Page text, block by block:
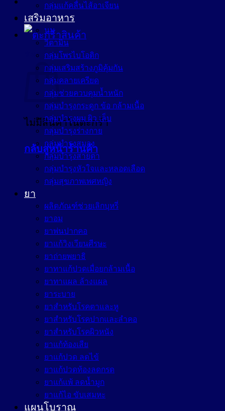
ตะกร้าสินค้า
ไม่มีสินค้าในตะกร้า
กลับสู่หน้าร้านค้า
กลุ่มแก้คลื่นไส้อาเจียน
เสริมอาหาร
นม
วิตามิน
กลุ่มโพรไบโอติก
กลุ่มเสริมสร้างภูมิคุ้มกัน
กลุ่มคลายเครียด
กลุ่มช่วยควบคุมน้ำหนัก
กลุ่มบำรุงกระดูก ข้อ กล้ามเนื้อ
กลุ่มบำรุงผม ผิว เล็บ
กลุ่มบำรุงร่างกาย
กลุ่มบำรุงสมอง
กลุ่มบำรุงสายตา
กลุ่มบำรุงหัวใจและหลอดเลือด
กลุ่มสุขภาพเพศหญิง
ยา
ผลิตภัณฑ์ช่วยเลิกบุหรี่
ยาอม
ยาพ่นปากคอ
ยาแก้วิงเวียนศีรษะ
ยาถ่ายพยาธิ
ยาทาแก้ปวดเมื่อยกล้ามเนื้อ
ยาทาแผล ล้างแผล
ยาระบาย
ยาสำหรับโรคตาและหู
ยาสำหรับโรคปากและลำคอ
ยาสำหรับโรคผิวหนัง
ยาแก้ท้องเสีย
ยาแก้ปวด ลดไข้
ยาแก้ปวดท้องลดกรด
ยาแก้แพ้ ลดน้ำมูก
ยาแก้ไอ ขับเสมหะ
แผนโบราณ